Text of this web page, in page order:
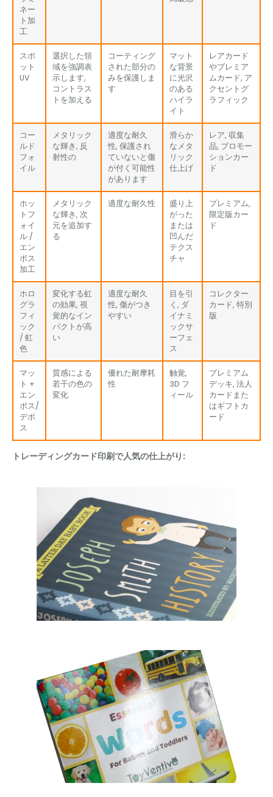
ネー
ト加
工
スポ
ット
UV
選択した領
域を強調表
示します,
コントラス
トを加える
コーティング
された部分の
みを保護しま
す
マット
な背景
に光沢
のある
ハイラ
イト
レアカード
やプレミア
ムカード, ア
クセントグ
ラフィック
コー
ルド
フォ
イル
メタリック
な輝き, 反
射性の
適度な耐久
性, 保護され
ていないと傷
が付く可能性
があります
滑らか
なメタ
リック
仕上げ
レア, 収集
品, プロモー
ションカー
ド
ホッ
トフ
ォイ
ル /
エン
ボス
加工
メタリック
な輝き, 次
元を追加す
る
適度な耐久性
盛り上
がった
または
凹んだ
テクス
チャ
プレミアム,
限定版カー
ド
ホロ
グラ
フィ
ック
/ 虹
色
変化する虹
の効果, 視
覚的なイン
パクトが高
い
適度な耐久
性, 傷がつき
やすい
目を引
く, ダ
イナミ
ックサ
ーフェ
ス
コレクター
カード, 特別
版
マッ
ト +
エン
ボス/
デボ
ス
質感による
若干の色の
変化
優れた耐摩耗
性
触覚,
3D フ
ィール
プレミアム
デッキ, 法人
カードまた
はギフトカ
ード
トレーディングカード印刷で人気の仕上がり: